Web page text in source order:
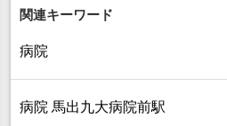
関連キーワード
病院
病院 馬出九大病院前駅